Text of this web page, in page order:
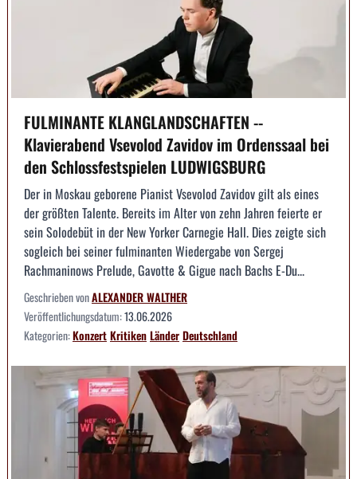
FULMINANTE KLANGLANDSCHAFTEN --
Klavierabend Vsevolod Zavidov im Ordenssaal bei
den Schlossfestspielen LUDWIGSBURG
Der in Moskau geborene Pianist Vsevolod Zavidov gilt als eines
der größten Talente. Bereits im Alter von zehn Jahren feierte er
sein Solodebüt in der New Yorker Carnegie Hall. Dies zeigte sich
sogleich bei seiner fulminanten Wiedergabe von Sergej
Rachmaninows Prelude, Gavotte & Gigue nach Bachs E-Du...
Geschrieben vonALEXANDER WALTHER
Veröffentlichungsdatum:13.06.2026
Kategorien:KonzertKritikenLänderDeutschland